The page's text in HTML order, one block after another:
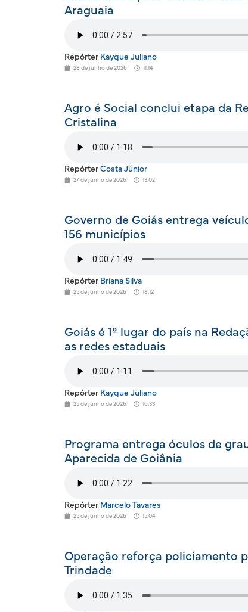
Araguaia
Repórter Kayque Juliano
28 de junho de 2026 11:14
Agro é Social conclui etapa da
Cristalina
Repórter Costa Júnior
27 de junho de 2026 13:02
Governo de Goiás entrega
156 municípios
Repórter Briana Silva
25 de junho de 2026 18:12
Goiás é 1º lugar do país na
as redes estaduais
Repórter Kayque Juliano
25 de junho de 2026 16:33
Programa entrega óculos de
Aparecida de Goiânia
Repórter Marcelo Tavares
25 de junho de 2026 15:04
Operação reforça policiamento
Trindade